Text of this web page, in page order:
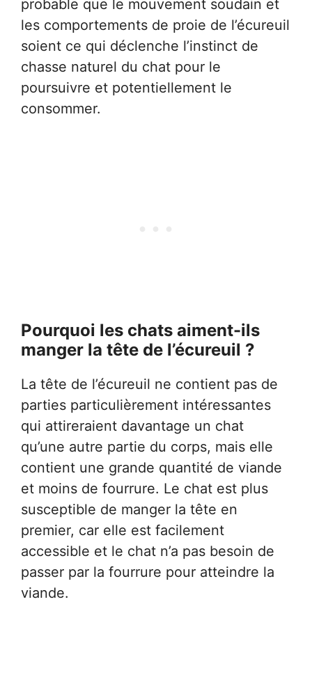
probable que le mouvement soudain et
les comportements de proie de l’écureuil
soient ce qui déclenche l’instinct de
chasse naturel du chat pour le
poursuivre et potentiellement le
consommer.
Pourquoi les chats aiment-ils
manger la tête de l’écureuil ?
La tête de l’écureuil ne contient pas de
parties particulièrement intéressantes
qui attireraient davantage un chat
qu’une autre partie du corps, mais elle
contient une grande quantité de viande
et moins de fourrure. Le chat est plus
susceptible de manger la tête en
premier, car elle est facilement
accessible et le chat n’a pas besoin de
passer par la fourrure pour atteindre la
viande.